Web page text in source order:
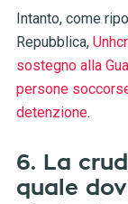
Intanto, come
Repubblica,
sostegno alla
persone
detenzione.
6. La
quale